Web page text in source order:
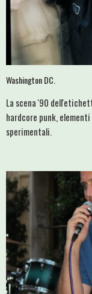
Washington DC.
La scena '90
hardcore punk,
sperimentali.